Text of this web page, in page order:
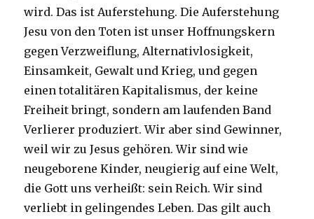
wird. Das ist Auferstehung. Die Auferstehung
Jesu von den Toten ist unser Hoffnungskern
gegen Verzweiflung, Alternativlosigkeit,
Einsamkeit, Gewalt und Krieg, und gegen
einen totalitären Kapitalismus, der keine
Freiheit bringt, sondern am laufenden Band
Verlierer produziert. Wir aber sind Gewinner,
weil wir zu Jesus gehören. Wir sind wie
neugeborene Kinder, neugierig auf eine Welt,
die Gott uns verheißt: sein Reich. Wir sind
verliebt in gelingendes Leben. Das gilt auch